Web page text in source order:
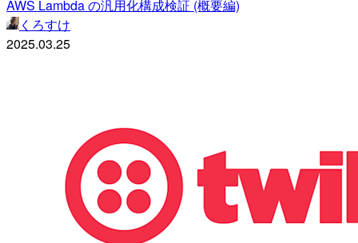
AWS Lambda の汎用化構成検証 (概要編)
くろすけ
2025.03.25